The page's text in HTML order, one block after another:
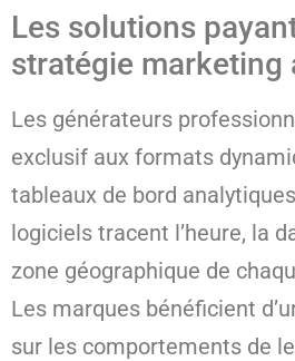
Les solutions
stratégie marketing
Les générateurs
exclusif aux formats
tableaux de bord
logiciels tracent l’heure, la
zone géographique de
Les marques bénéficient
sur les comportements de